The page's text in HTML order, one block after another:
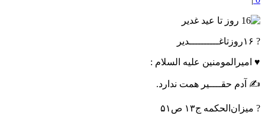
? ۱۶روزتاغــــــــــدیر
♥️ امیرالمومنین علیه السلام :
✍️ آدم حقــــیر همت ندارد.
? میزان‌الحکمه ج۱۳ ص۵۱